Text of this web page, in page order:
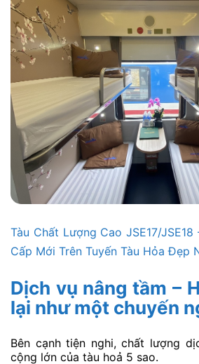
Tàu Chất Lượng Cao JSE17/
Cấp Mới Trên Tuyến Tàu Hỏa Đẹp
Dịch vụ nâng tầm –
lại như một chuyến
Bên cạnh tiện nghi, chất lượng
cộng lớn của tàu hoả 5 sao.